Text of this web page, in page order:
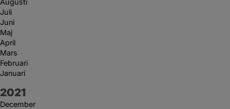
Juli
Juni
Maj
April
Mars
Februari
Januari
År:
2021
December